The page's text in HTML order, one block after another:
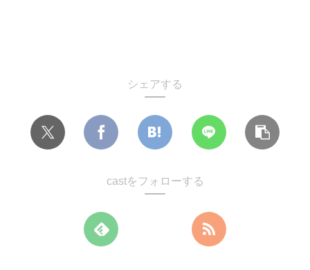
シェアする
castをフォローする